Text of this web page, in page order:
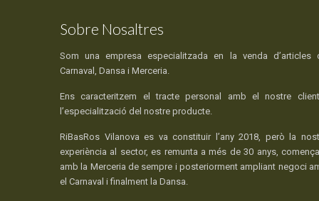
Sobre Nosaltres
Som una empresa especialitzada en la venda d’articles
Carnaval, Dansa i Merceria.
Ens caracteritzem el tracte personal amb el nostre
l’especialització del nostre producte.
RiBasRos Vilanova es va constituir l’any 2018, però la
experiència al sector, es remunta a més de 30 anys,
amb la Merceria de sempre i posteriorment ampliant negoci
el Carnaval i finalment la Dansa.